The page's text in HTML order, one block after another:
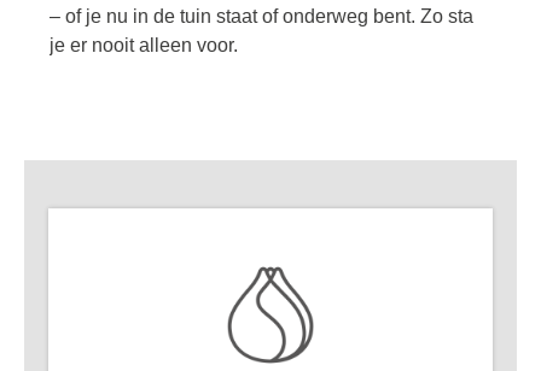
– of je nu in de tuin staat of onderweg bent. Zo sta
je er nooit alleen voor.